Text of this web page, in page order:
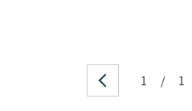
1 / 1